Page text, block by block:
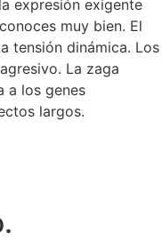
expresión exigente
muy bien. El
tensión dinámica. Los
La zaga
a los genes
largos.